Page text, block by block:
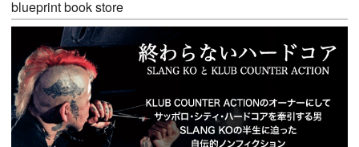
blueprint book store